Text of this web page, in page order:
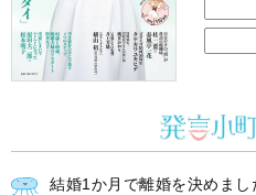
結婚1か月で離婚を決めま